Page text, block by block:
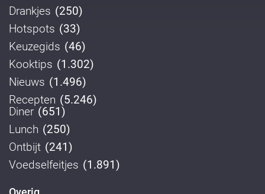
Drankjes (250)
Hotspots (33)
Keuzegids (46)
Kooktips (1.302)
Nieuws (1.496)
Recepten (5.246)
Diner (651)
Lunch (250)
Ontbijt (241)
Voedselfeitjes (1.891)